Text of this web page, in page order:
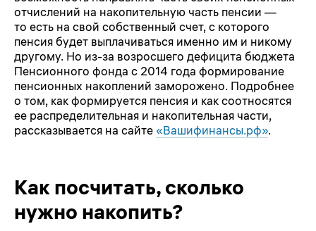
отчислений на накопительную часть пенсии —
то есть на свой собственный счет, с которого
пенсия будет выплачиваться именно им и никому
другому. Но из-за возросшего дефицита бюджета
Пенсионного фонда с 2014 года формирование
пенсионных накоплений заморожено. Подробнее
о том, как формируется пенсия и как соотносятся
ее распределительная и накопительная части,
рассказывается на сайте «Вашифинансы.рф».
Как посчитать, сколько
нужно накопить?